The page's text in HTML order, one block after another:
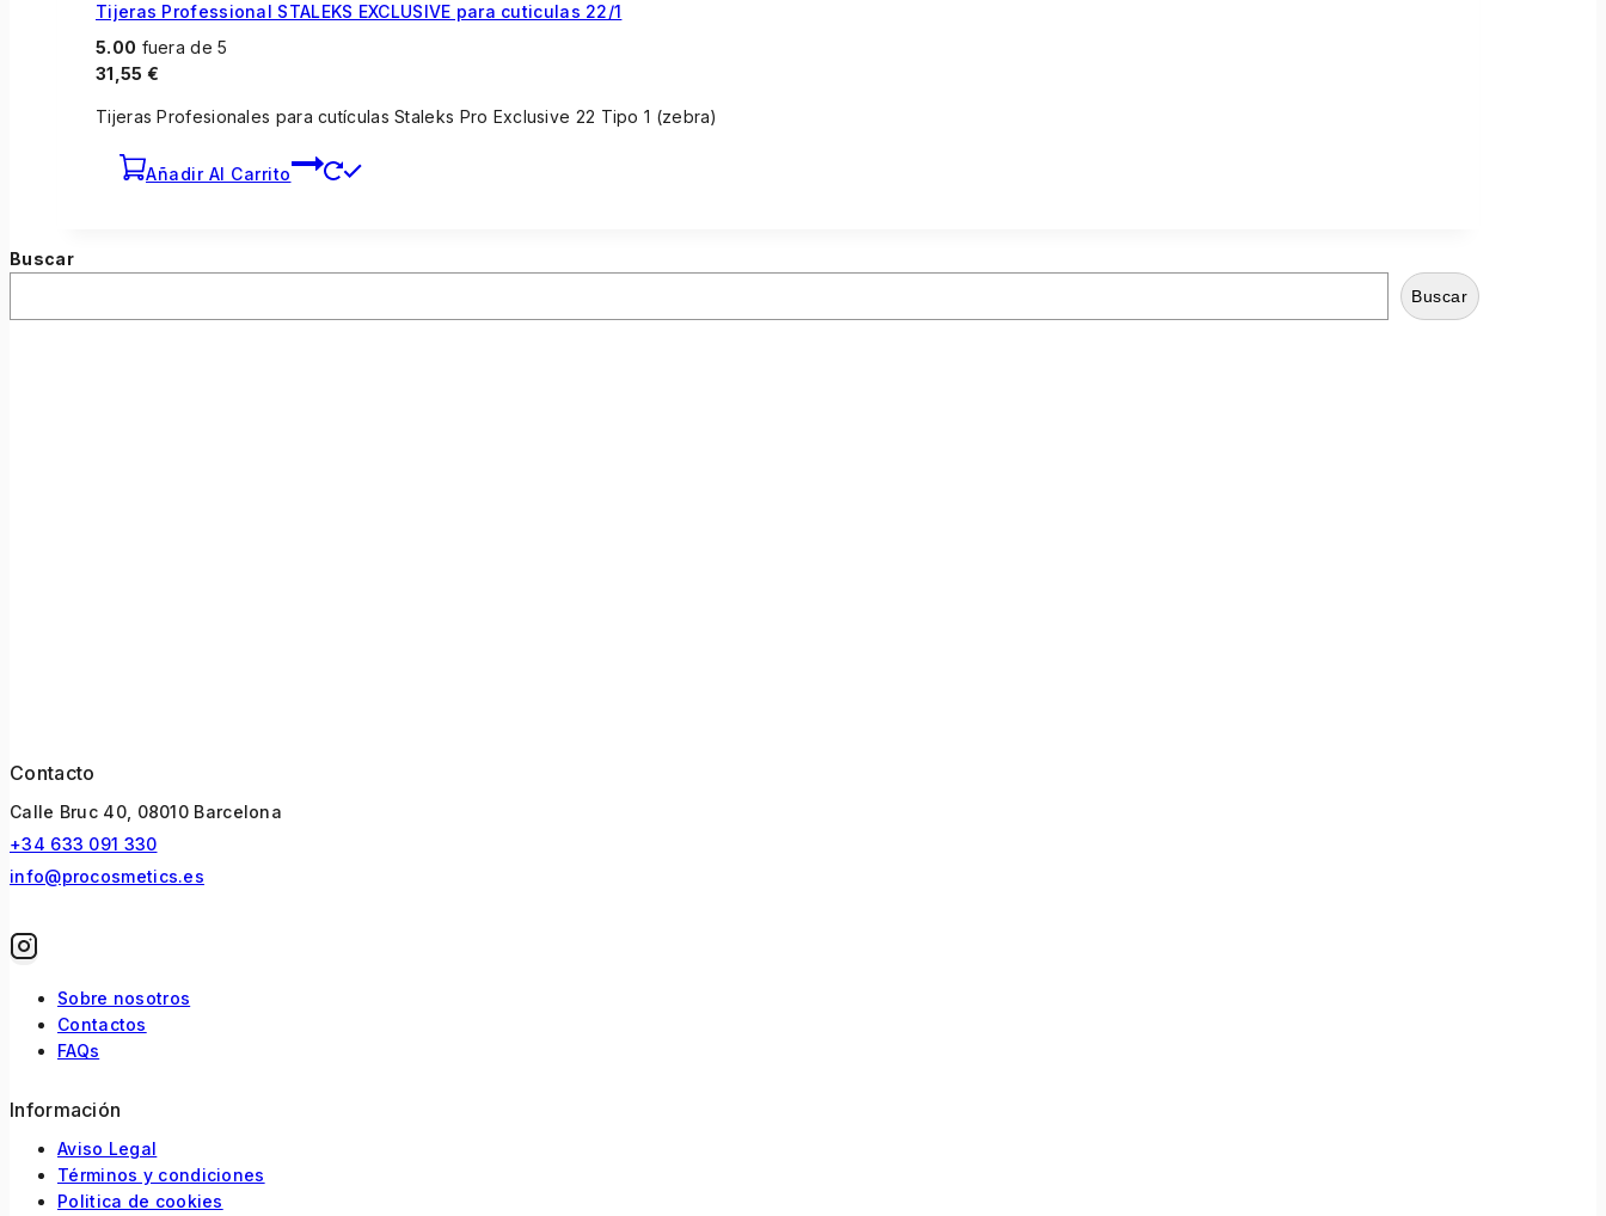
Tijeras Professional STALEKS EXCLUSIVE para cuticulas 22/1
5.00 fuera de 5
31,55 €
Tijeras Profesionales para cutículas Staleks Pro Exclusive 22 Tipo 1 (zebra)
Añadir Al Carrito
Buscar
Buscar
Contacto
Calle Bruc 40, 08010 Barcelona
+34 633 091 330
info@procosmetics.es
Sobre nosotros
Contactos
FAQs
Información
Aviso Legal
Términos y condiciones
Politica de cookies